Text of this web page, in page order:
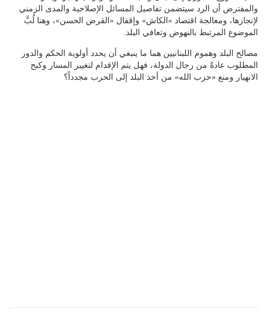
والمفترض أن الرد سيتضمن تفاصيل المسائل الإصلاحية والمدى الزمني
لإنجازها، ومعالجة اقتصاد «الكاش» وإقفال «القرض الحسن»، وهنا لُبَّ
الموضوع المرتبط بالنهوض وتعافي البلد.
مصالح البلد وهموم اللبنانيين هما ما ينبغي أن يحدد أولوية الحكم والدور
المطلوب عادةً من رجال الدولة، فهل يتم الإقدام لتغيير المسار وكبح
الانهيار ومنع «حزب الله» من أخذ البلد إلى الحرب مجدداً؟